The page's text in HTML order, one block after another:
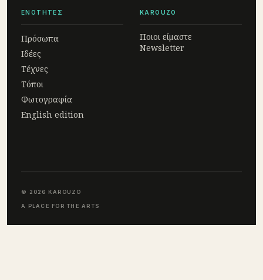
ΕΝΟΤΗΤΕΣ
Πρόσωπα
Ιδέες
Τέχνες
Τόποι
Φωτογραφία
English edition
KAROUZO
Ποιοι είμαστε
Newsletter
© 2026 KAROUZO
A PLACE FOR THE ARTS